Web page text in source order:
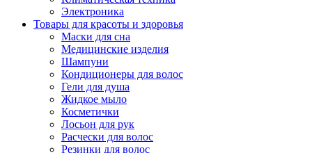
Электроника
Товары для красоты и здоровья
Маски для сна
Медицинские изделия
Шампуни
Кондиционеры для волос
Гели для душа
Жидкое мыло
Косметички
Лосьон для рук
Расчески для волос
Резинки для волос